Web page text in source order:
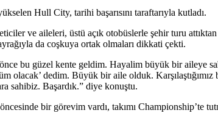
Hull City, tarihi başarısını taraftarıyla kutladı.
ve aileleri, üstü açık otobüslerle şehir turu
da coşkuya ortak olmaları dikkati çekti.
bu güzel kente geldim. Hayalim büyük bir aileye
olacak’ dedim. Büyük bir aile olduk.
sahibiz. Başardık.” diye konuştu.
bir görevim vardı, takımı Championship’te